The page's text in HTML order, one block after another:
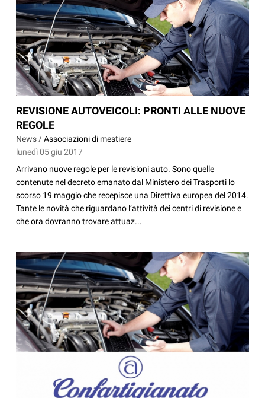
REVISIONE AUTOVEICOLI: PRONTI ALLE NUOVE
REGOLE
News /Associazioni di mestiere
lunedì 05 giu 2017
Arrivano nuove regole per le revisioni auto. Sono quelle
contenute nel decreto emanato dal Ministero dei Trasporti lo
scorso 19 maggio che recepisce una Direttiva europea del 2014.
Tante le novità che riguardano l’attività dei centri di revisione e
che ora dovranno trovare attuaz...